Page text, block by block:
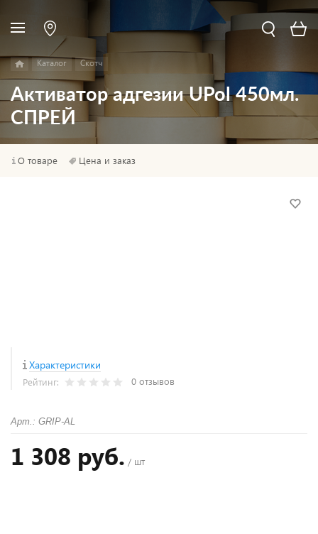
Каталог Скотч
Активатор адгезии UPol 450мл.
СПРЕЙ
О товаре Цена и заказ
Характеристики
Рейтинг: 0 отзывов
Арт.: GRIP-AL
1 308 руб. / шт